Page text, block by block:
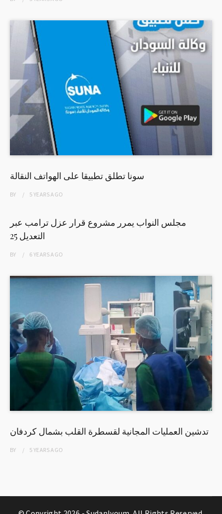
سونا تطلق تطبيقا على الهواتف النقالة
BY 5 YEARSAGO
مجلس النواب يمرر مشروع قرار عزل ترامب عبر
التعديل 25
BY 6 YEARSAGO
تدشين العمليات المجانية لقسطرة القلب بشمال كردفان
BY 5 YEARSAGO